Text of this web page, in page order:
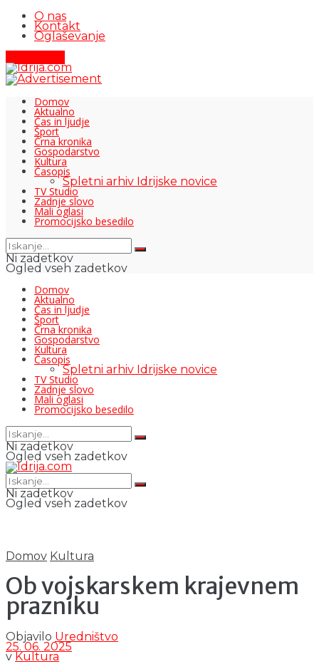
O nas
Kontakt
Oglaševanje
Domov
Aktualno
Čas in ljudje
Šport
Črna kronika
Gospodarstvo
Kultura
Časopis
Spletni arhiv Idrijske novice
TV Studio
Zadnje slovo
Mali oglasi
Promocijsko besedilo
Ni zadetkov
Ogled vseh zadetkov
Domov
Aktualno
Čas in ljudje
Šport
Črna kronika
Gospodarstvo
Kultura
Časopis
Spletni arhiv Idrijske novice
TV Studio
Zadnje slovo
Mali oglasi
Promocijsko besedilo
Ni zadetkov
Ogled vseh zadetkov
Ni zadetkov
Ogled vseh zadetkov
Domov Kultura
Ob vojskarskem krajevnem
prazniku
Objavilo Uredništvo
25. 06. 2025
v Kultura